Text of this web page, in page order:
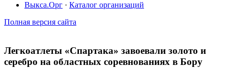
Выкса.Орг · Каталог организаций
Полная версия сайта
Легкоатлеты «Спартака» завоевали золото и
серебро на областных соревнованиях в Бору